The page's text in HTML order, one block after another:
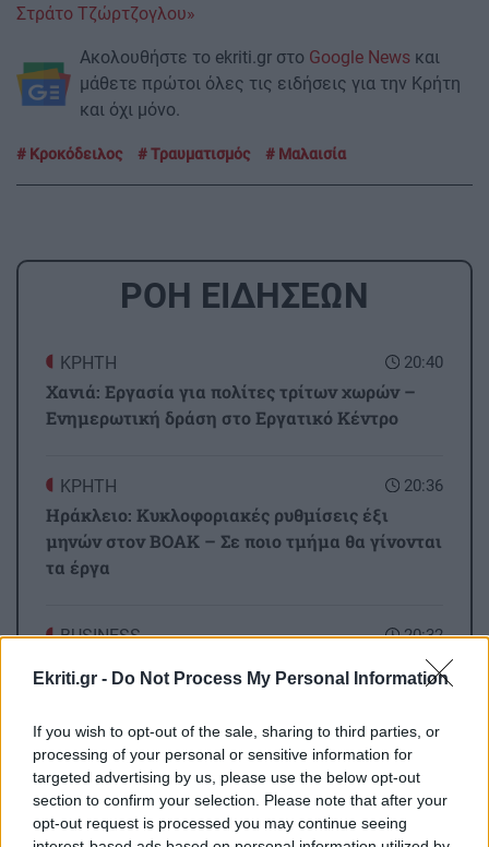
Ekriti.gr - Do Not Process My Personal Information
If you wish to opt-out of the sale, sharing to third parties, or
processing of your personal or sensitive information for
targeted advertising by us, please use the below opt-out
section to confirm your selection. Please note that after your
opt-out request is processed you may continue seeing
Στράτο Τζώρτζογλου»
Ακολουθήστε το ekriti.gr στο Google News και
μάθετε πρώτοι όλες τις ειδήσεις για την Κρήτη
και όχι μόνο.
Κροκόδειλος Τραυματισμός Μαλαισία
ΡΟΗ ΕΙΔΗΣΕΩΝ
20:40
ΚΡΗΤΗ
Χανιά: Εργασία για πολίτες τρίτων χωρών –
Ενημερωτική δράση στο Εργατικό Κέντρο
20:36
ΚΡΗΤΗ
Ηράκλειο: Κυκλοφοριακές ρυθμίσεις έξι
μηνών στον ΒΟΑΚ – Σε ποιο τμήμα θα γίνονται
τα έργα
20:32
BUSINESS
οικονομικά αποτελέσματα Α' εξαμήνου 2026
20:20
ΟΙΚΟΝΟΜΙΑ
ΓΣΕΕ: Τι ισχύει για τους μισθούς ιδιωτικών
υπαλλήλων τον Δεκαπενταύγουστο
Όλες οι ειδήσεις